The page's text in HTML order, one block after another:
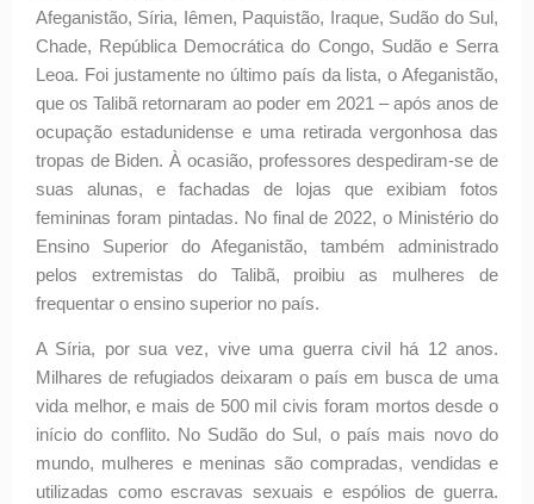
Afeganistão, Síria, Iêmen, Paquistão, Iraque, Sudão do Sul,
Chade, República Democrática do Congo, Sudão e Serra
Leoa. Foi justamente no último país da lista, o Afeganistão,
que os Talibã retornaram ao poder em 2021 – após anos de
ocupação estadunidense e uma retirada vergonhosa das
tropas de Biden. À ocasião, professores despediram-se de
suas alunas, e fachadas de lojas que exibiam fotos
femininas foram pintadas. No final de 2022, o Ministério do
Ensino Superior do Afeganistão, também administrado
pelos extremistas do Talibã, proibiu as mulheres de
frequentar o ensino superior no país.
A Síria, por sua vez, vive uma guerra civil há 12 anos.
Milhares de refugiados deixaram o país em busca de uma
vida melhor, e mais de 500 mil civis foram mortos desde o
início do conflito. No Sudão do Sul, o país mais novo do
mundo, mulheres e meninas são compradas, vendidas e
utilizadas como escravas sexuais e espólios de guerra.